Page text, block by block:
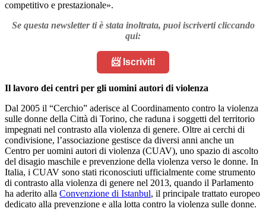
competitivo e prestazionale».
Se questa newsletter ti è stata inoltrata, puoi iscriverti cliccando
qui:
📨 Iscriviti
Il lavoro dei centri per gli uomini autori di violenza
Dal 2005 il “Cerchio” aderisce al Coordinamento contro la violenza
sulle donne della Città di Torino, che raduna i soggetti del territorio
impegnati nel contrasto alla violenza di genere. Oltre ai cerchi di
condivisione, l’associazione gestisce da diversi anni anche un
Centro per uomini autori di violenza (CUAV), uno spazio di ascolto
del disagio maschile e prevenzione della violenza verso le donne. In
Italia, i CUAV sono stati riconosciuti ufficialmente come strumento
di contrasto alla violenza di genere nel 2013, quando il Parlamento
ha aderito alla Convenzione di Istanbul, il principale trattato europeo
dedicato alla prevenzione e alla lotta contro la violenza sulle donne.